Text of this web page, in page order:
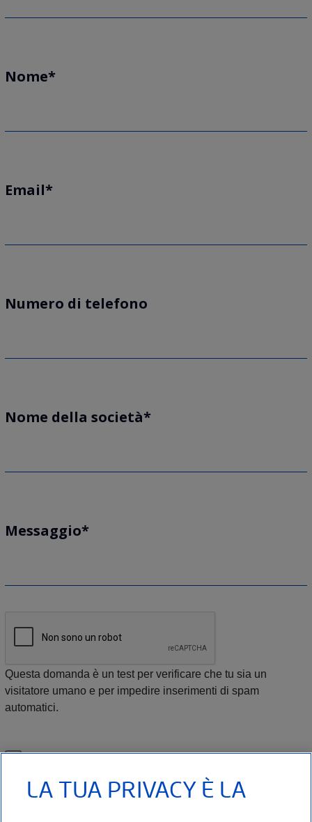
Nome
Email
Numero di telefono
Nome della società
Messaggio
Questa domanda è un test per verificare che tu sia un
visitatore umano e per impedire inserimenti di spam
automatici.
Accetto di ricevere notizie, aggiornamenti e novità da
LA TUA PRIVACY È LA